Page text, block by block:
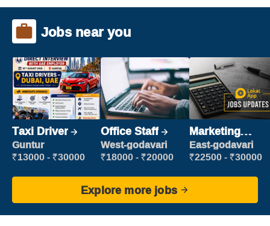
Jobs near you
Taxi Driver
Guntur
₹13000 - ₹30000
Office Staff
West-godavari
₹18000 - ₹20000
Marketing
Executive
East-godavari
₹22500 - ₹30000
Explore more jobs